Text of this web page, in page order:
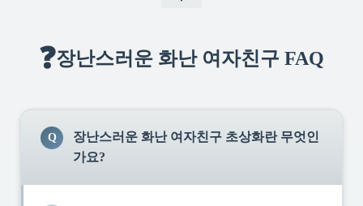
❓장난스러운 화난 여자친구 FAQ
Q
장난스러운 화난 여자친구 초상화란 무엇인
가요?